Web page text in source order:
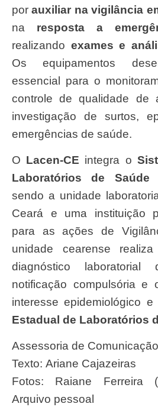
porauxiliar na vigilância
na resposta a
realizando exames e
Os equipamentos
essencial para o
controle de qualidade de
investigação de surtos,
emergências de saúde.
Lacen-CE integra o
Laboratórios de Saúde
sendo a unidade
Ceará e uma instituição
para as ações de
unidade cearense
diagnóstico
notificação compulsória e
interesse epidemiológico
Estadual de Laboratórios
Assessoria de
Texto: Ariane Cajazeiras
Fotos: Raiane Ferreira
Arquivo pessoal